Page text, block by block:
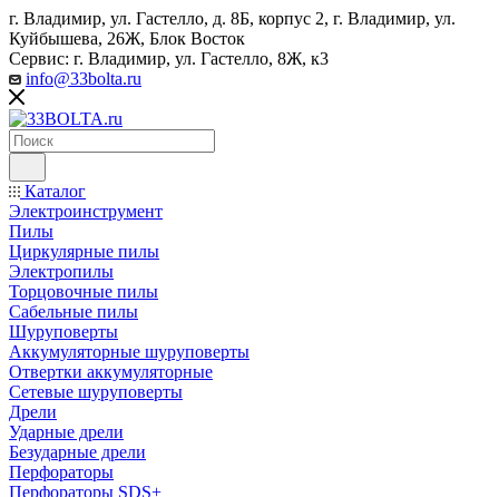
г. Владимир, ул. Гастелло, д. 8Б, корпус 2, г. Владимир, ул. ​
Куйбышева, 26Ж, Блок Восток
Сервис: г. Владимир, ул. Гастелло, 8Ж, к3
info@33bolta.ru
Каталог
Электроинструмент
Пилы
Циркулярные пилы
Электропилы
Торцовочные пилы
Сабельные пилы
Шуруповерты
Аккумуляторные шуруповерты
Отвертки аккумуляторные
Сетевые шуруповерты
Дрели
Ударные дрели
Безударные дрели
Перфораторы
Перфораторы SDS+